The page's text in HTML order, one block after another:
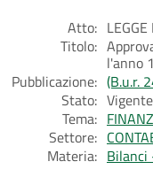
Atto:
Titolo:
l'anno
Pubblicazione: (B.u.r.
Stato: Vigente
Tema:
Settore:
Materia: Bilanci